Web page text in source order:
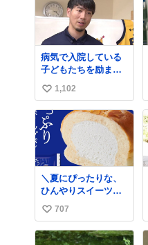
病気で入院している
子どもたちを励まそ
うと、バスケットボ
ール・宇都宮ブレッ
クスに所属する比江
島慎選手が下野市の
病院を訪問して交流
しました。
news.web.nhk/news
web/na/nb-…
い
い
ね
数
1,102
＼夏にぴったりな、
ひんやりスイーツパ
ン❄️／ しっとり生地
に牛乳入りホイップ
をたっぷり注入した
「たっぷり牛乳ホイ
い
い
707